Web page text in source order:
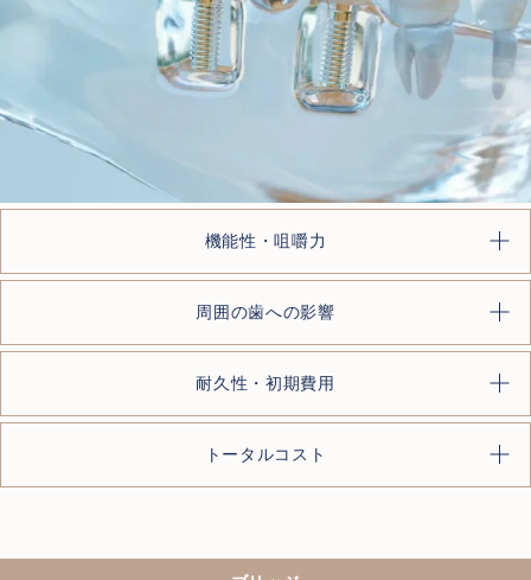
機能性・咀嚼力
周囲の歯への影響
耐久性・初期費用
トータルコスト